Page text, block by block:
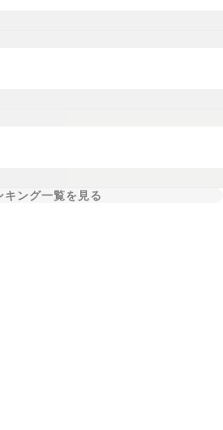
キング一覧を見る